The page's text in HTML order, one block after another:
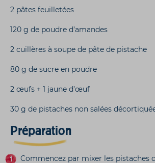
2 pâtes feuilletées
120 g de poudre d’amandes
2 cuillères à soupe de pâte de pistache
80 g de sucre en poudre
2 œufs + 1 jaune d’œuf
30 g de pistaches non salées
Préparation
Commencez par mixer les pistaches